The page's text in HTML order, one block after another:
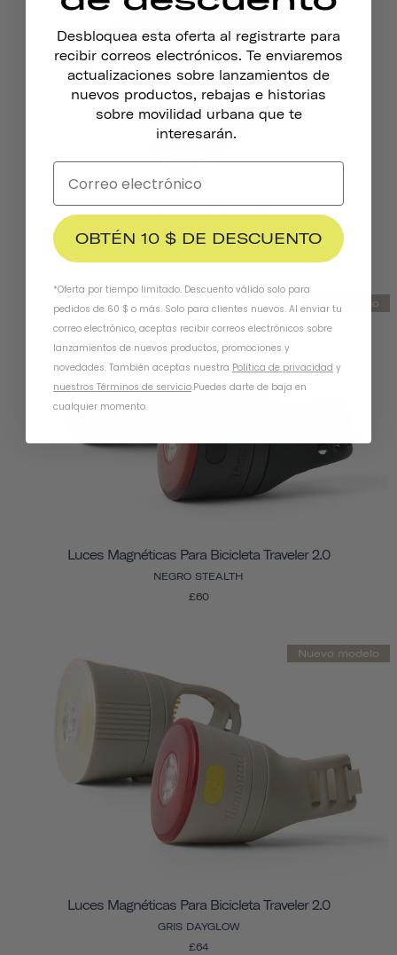
Adhesivos Reflectantes
£5
Nuevo modelo
Luces Magnéticas Para Bicicleta Traveler 2.0
NEGRO STEALTH
£60
Nuevo modelo
Luces Magnéticas Para Bicicleta Traveler 2.0
GRIS DAYGLOW
£64
Desbloquea esta oferta al registrarte para
recibir correos electrónicos. Te enviaremos
actualizaciones sobre lanzamientos de
nuevos productos, rebajas e historias
sobre movilidad urbana que te
interesarán.
OBTÉN 10 $ DE DESCUENTO
*Oferta por tiempo limitado. Descuento válido solo para
pedidos de 60 $ o más. Solo para clientes nuevos. Al enviar tu
correo electrónico, aceptas recibir correos electrónicos sobre
lanzamientos de nuevos productos, promociones y
novedades. También aceptas nuestra Política de privacidad y
nuestros Términos de servicio.Puedes darte de baja en
cualquier momento.